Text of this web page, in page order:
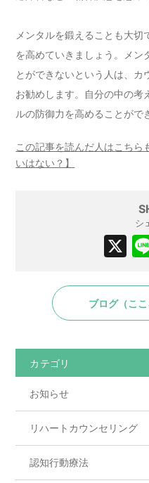
メンタルを鍛えることも大切
を高めていきましょう。メン
とができないという人は、カ
お勧めします。自分の中の考
ルの防御力を高めることがで
この記事を読んだ人はこちら
いはない？】
シ
X
ブログ（こ
カテゴリ
お知らせ
リハートカウンセリング
認知行動療法